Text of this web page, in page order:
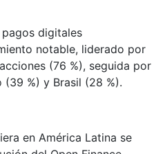
digitales
notable, liderado por
(76 %), seguida por
%) y Brasil (28 %).
en América Latina se